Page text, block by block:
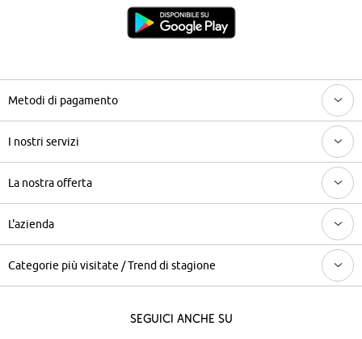
Metodi di pagamento
I nostri servizi
La nostra offerta
L'azienda
Categorie più visitate / Trend di stagione
Seguici anche su